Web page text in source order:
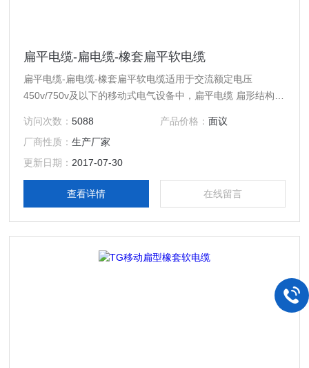
扁平电缆-扁电缆-橡套扁平软电缆
扁平电缆-扁电缆-橡套扁平软电缆适用于交流额定电压
450v/750v及以下的移动式电气设备中，扁平电缆 扁形结构特
访问次数：5088 产品价格： 面议
厂商性质：生产厂家
更新日期： 2017-07-30
查看详情 在线留言